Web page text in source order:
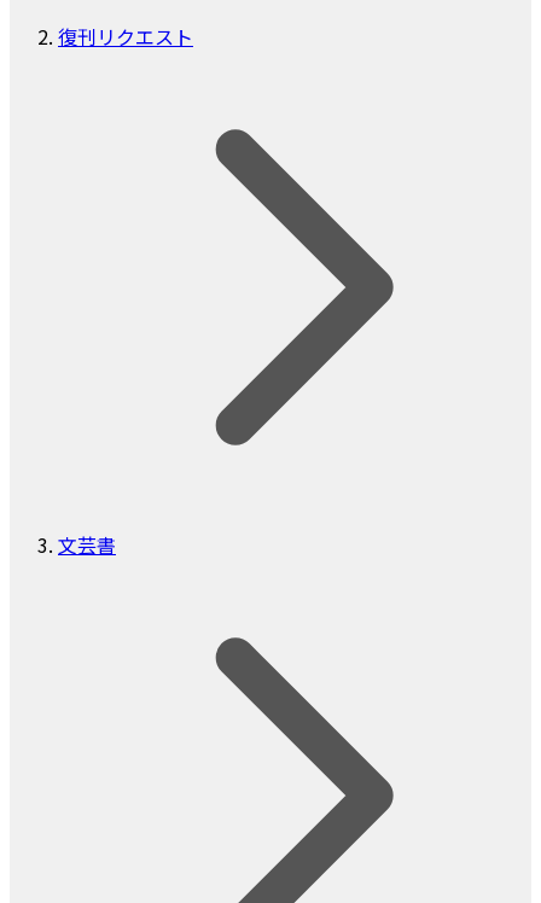
復刊リクエスト
文芸書